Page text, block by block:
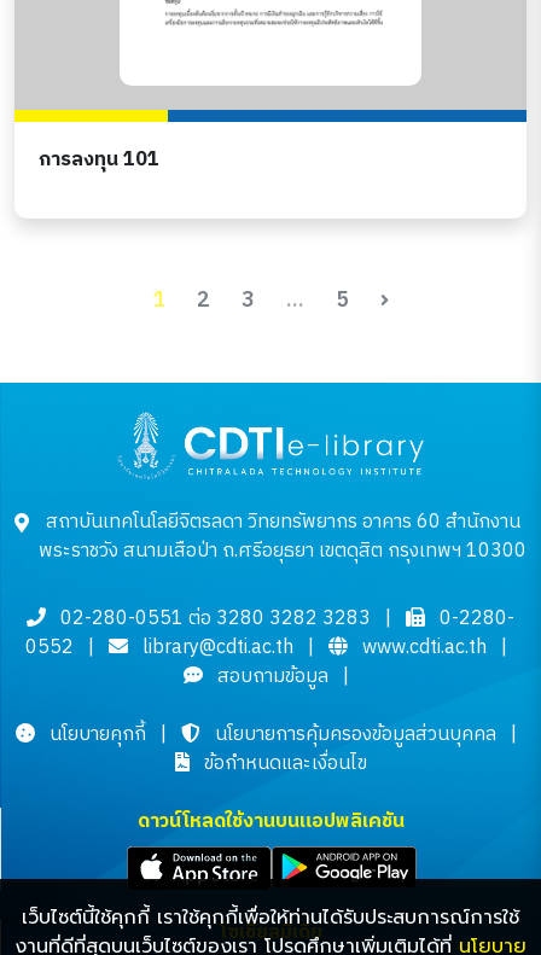
การลงทุน 101
1 2 3 ... 5
เว็บไซต์นี้ใช้คุกกี้ เราใช้คุกกี้เพื่อให้ท่านได้รับประสบการณ์การใช้
งานที่ดีที่สุดบนเว็บไซต์ของเรา โปรดศึกษาเพิ่มเติมได้ที่ นโยบาย
สถาบันเทคโนโลยีจิตรลดา วิทยทรัพยากร อาคาร 60 สำนักงาน
พระราชวัง สนามเสือป่า ถ.ศรีอยุธยา เขตดุสิต กรุงเทพฯ 10300
02-280-0551 ต่อ 3280 3282 3283 |
0-2280-
0552 | library@cdti.ac.th | www.cdti.ac.th |
สอบถามข้อมูล |
นโยบายคุกกี้ | นโยบายการคุ้มครองข้อมูลส่วนบุคคล |
ข้อกำหนดและเงื่อนไข
ดาวน์โหลดใช้งานบนแอปพลิเคชัน
โซเชียลมีเดีย